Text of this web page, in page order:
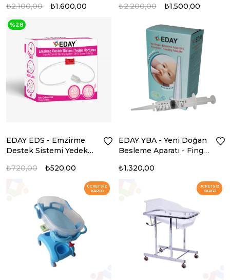
₺1.600,00
₺2.100,00
₺1.500,00
₺2.200,00
EDAY EDS - Emzirme
Destek Sistemi Yedek
₺520,00
₺720,00
%28
EDAY YBA - Yeni Doğan
Besleme Aparatı - Finger
₺1.320,00
ÜCRETSIZ
KARGO
ÜCRETSIZ
KARGO